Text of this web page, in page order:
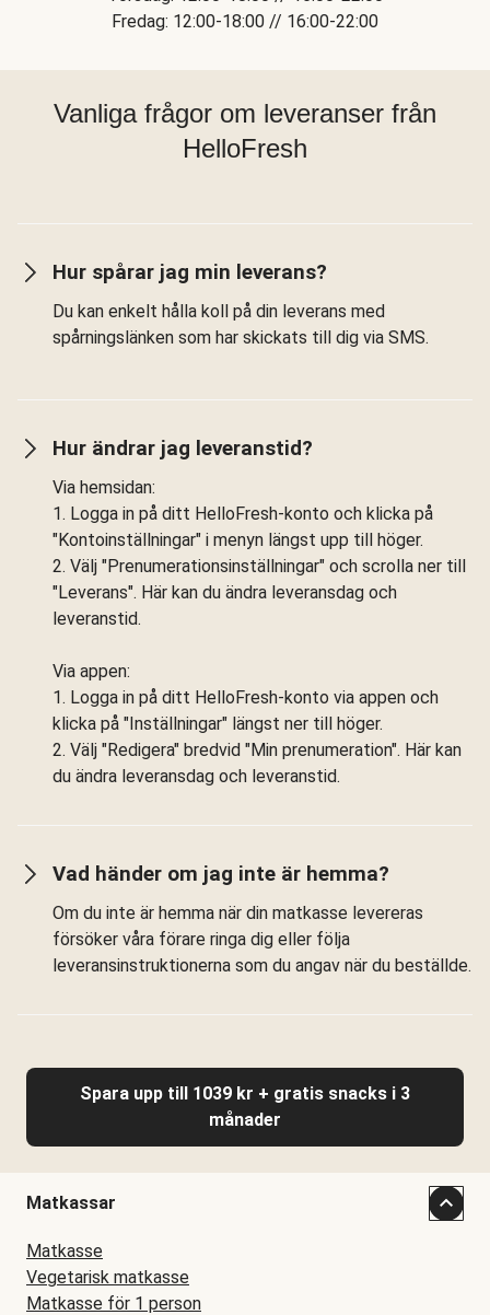
Fredag: 12:00-18:00 // 16:00-22:00
Vanliga frågor om leveranser från
HelloFresh
Hur spårar jag min leverans?
Du kan enkelt hålla koll på din leverans med
spårningslänken som har skickats till dig via SMS.
Hur ändrar jag leveranstid?
Via hemsidan:
1. Logga in på ditt HelloFresh-konto och klicka på
"Kontoinställningar" i menyn längst upp till höger.
2. Välj "Prenumerationsinställningar" och scrolla ner till
"Leverans". Här kan du ändra leveransdag och
leveranstid.
Via appen:
1. Logga in på ditt HelloFresh-konto via appen och
klicka på "Inställningar" längst ner till höger.
2. Välj "Redigera" bredvid "Min prenumeration". Här kan
du ändra leveransdag och leveranstid.
Vad händer om jag inte är hemma?
Om du inte är hemma när din matkasse levereras
försöker våra förare ringa dig eller följa
leveransinstruktionerna som du angav när du beställde.
Spara upp till 1039 kr + gratis snacks i 3
månader
Matkassar
Matkasse
Vegetarisk matkasse
Matkasse för 1 person